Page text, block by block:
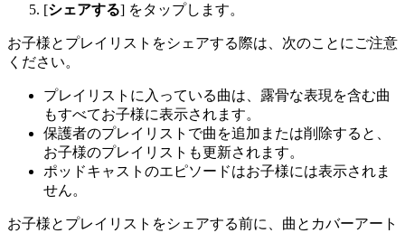
[シェアする] をタップします。
お子様とプレイリストをシェアする際は、次のことにご注意
ください。
プレイリストに入っている曲は、露骨な表現を含む曲
もすべてお子様に表示されます。
保護者のプレイリストで曲を追加または削除すると、
お子様のプレイリストも更新されます。
ポッドキャストのエピソードはお子様には表示されま
せん。
お子様とプレイリストをシェアする前に、曲とカバーアート